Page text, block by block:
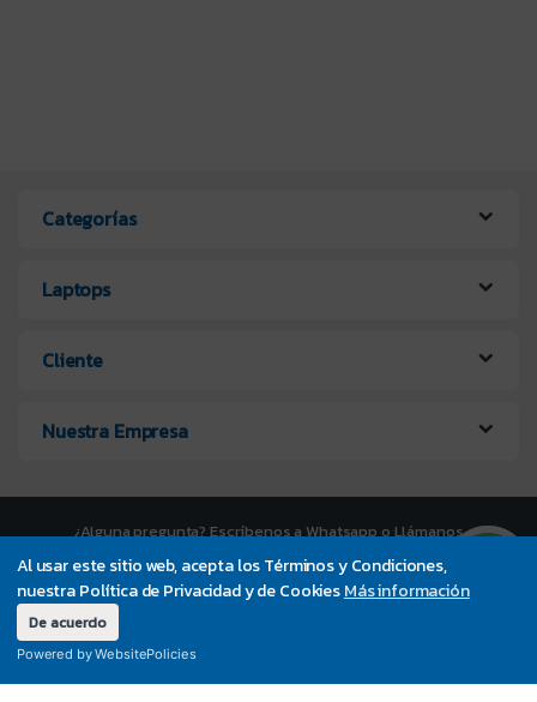
Al usar este sitio web, acepta los Términos y Condiciones,
nuestra Política de Privacidad y de CookiesMás información
De acuerdo
Powered by WebsitePolicies
Categorías
Laptops
Cliente
Nuestra Empresa
¿Alguna pregunta? Escríbenos a Whatsapp o Llámanos
UltraPC +56 9 7373 4200